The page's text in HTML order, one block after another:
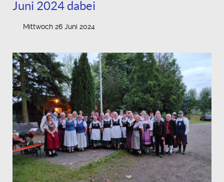
Juni 2024 dabei
Mittwoch 26 Juni 2024